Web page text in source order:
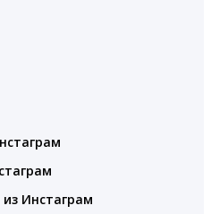
Инстаграм